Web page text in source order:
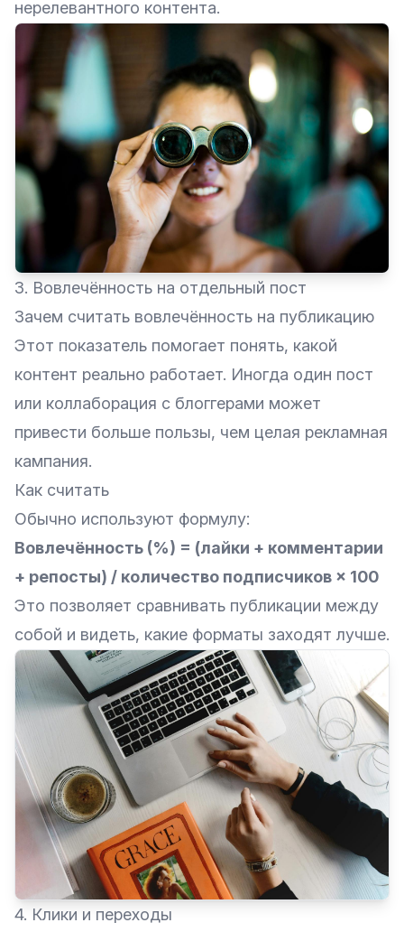
нерелевантного контента.
3. Вовлечённость на отдельный пост
Зачем считать вовлечённость на публикацию
Этот показатель помогает понять, какой
контент реально работает. Иногда один пост
или коллаборация с блоггерами может
привести больше пользы, чем целая рекламная
кампания.
Как считать
Обычно используют формулу:
Вовлечённость (%) = (лайки + комментарии
+ репосты) / количество подписчиков × 100
Это позволяет сравнивать публикации между
собой и видеть, какие форматы заходят лучше.
4. Клики и переходы